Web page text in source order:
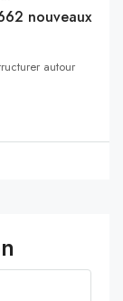
nouveaux
autour